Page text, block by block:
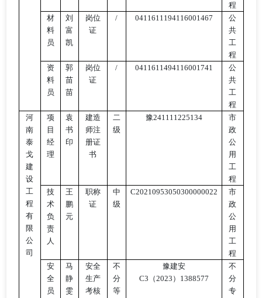
程
材
料
员
刘
富
凯
岗位
证
/ 0411611194116001467
公
共
工
程
资
料
员
郭
苗
苗
岗位
证
/ 0411611494116001741
公
共
工
程
河
南
泰
戈
建
设
工
程
有
限
公
司
项
目
经
理
袁
书
印
建造
师注
册证
书
二
级
豫241111225134
市
政
公
用
工
程
技
术
负
责
人
王
鹏
元
职称
证
中
级
C20210953050300000022
市
政
公
用
工
程
安
全
员
马
静
雯
安全
生产
考核
不
分
等
豫建安
C3（2023）1388577
不
分
专